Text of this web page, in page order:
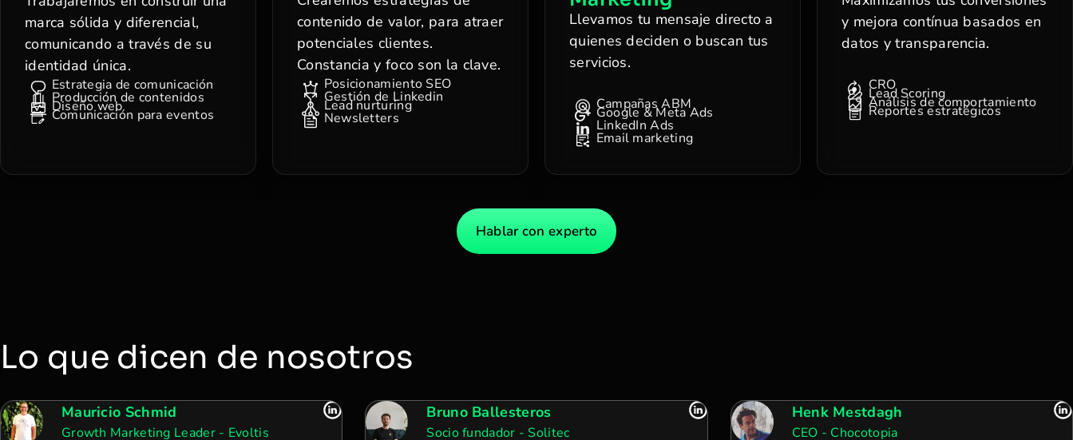
marca sólida y diferencial,
comunicando a través de su
identidad única.
Estrategia de comunicación
Producción de contenidos
Diseño web
Comunicación para eventos
contenido de valor, para atraer
potenciales clientes.
Constancia y foco son la clave.
Posicionamiento SEO
Gestión de Linkedin
Lead nurturing
Newsletters
Llevamos tu mensaje directo a
quienes deciden o buscan tus
servicios.
Campañas ABM
Google & Meta Ads
LinkedIn Ads
Email marketing
y mejora contínua basados en
datos y transparencia.
CRO
Lead Scoring
Análisis de comportamiento
Reportes estratégicos
Hablar con experto
Lo que dicen de nosotros
Mauricio Schmid
Growth Marketing Leader - Evoltis
Bruno Ballesteros
Socio fundador - Solitec
Henk Mestdagh
CEO - Chocotopia